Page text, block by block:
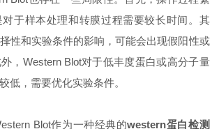
于样本处理和转膜过程需要较长时间。其
性和实验条件的影响，可能会出现假阳性或
，Western Blot对于低丰度蛋白或高分子量
低，需要优化实验条件。
Blot作为一种经典的western蛋白检测